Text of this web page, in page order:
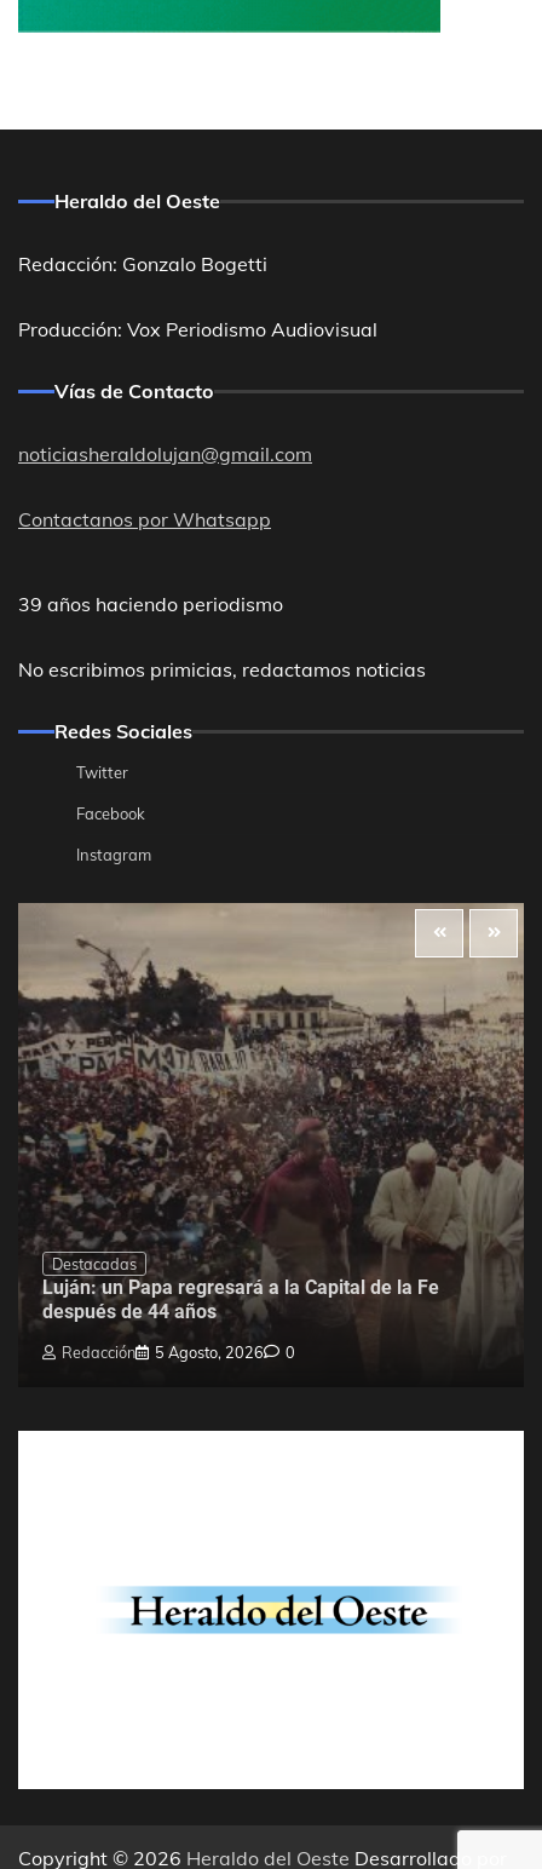
Heraldo del Oeste
Redacción: Gonzalo Bogetti
Producción: Vox Periodismo Audiovisual
Vías de Contacto
noticiasheraldolujan@gmail.com
Contactanos por Whatsapp
39 años haciendo periodismo
No escribimos primicias, redactamos noticias
Redes Sociales
Twitter
Facebook
Instagram
Destacadas
Luján: un Papa regresará a la Capital de la Fe
después de 44 años
Redacción 5 Agosto, 2026 0
Copyright © 2026 Heraldo del Oeste Desarrollado por